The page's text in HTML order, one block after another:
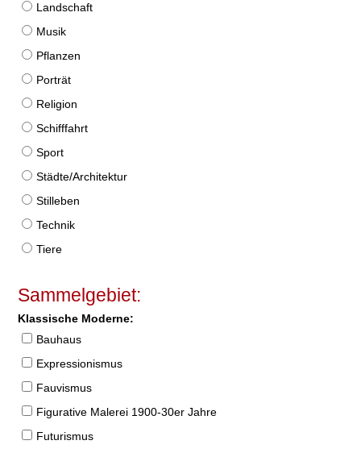
Landschaft
Musik
Pflanzen
Porträt
Religion
Schifffahrt
Sport
Städte/Architektur
Stilleben
Technik
Tiere
Sammelgebiet:
Klassische Moderne:
Bauhaus
Expressionismus
Fauvismus
Figurative Malerei 1900-30er Jahre
Futurismus